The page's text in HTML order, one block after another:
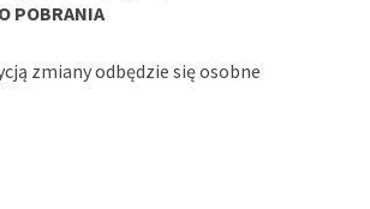
POBRANIA
zmiany odbędzie się osobne